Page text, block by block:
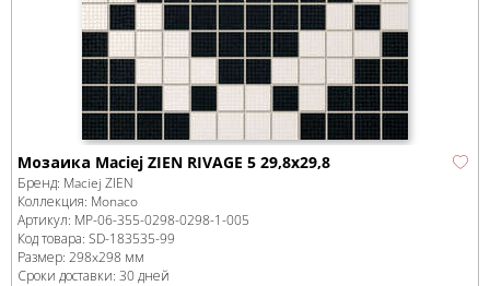
Мозаика Maciej ZIEN RIVAGE 5 29,8x29,8
Бренд: Maciej ZIEN
Коллекция: Monaco
Артикул: MP-06-355-0298-0298-1-005
Код товара: SD-183535-99
Размер: 298x298 мм
Сроки доставки: 30 дней